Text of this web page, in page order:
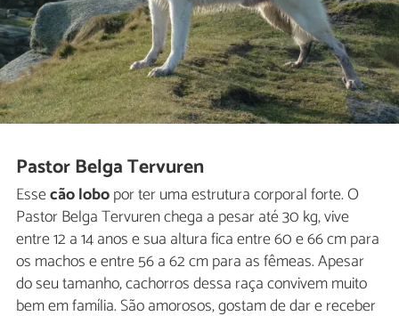
Pastor Belga Tervuren
Essecão lobopor ter uma estrutura corporal forte. O
Pastor Belga Tervuren chega a pesar até 30 kg, vive
entre 12 a 14 anos e sua altura fica entre 60 e 66 cm para
os machos e entre 56 a 62 cm para as fêmeas. Apesar
do seu tamanho, cachorros dessa raça convivem muito
bem em família. São amorosos, gostam de dar e receber